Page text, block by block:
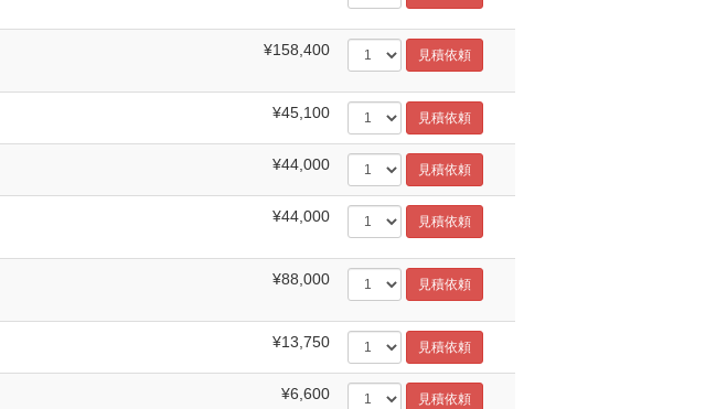
¥158,400
¥45,100
¥44,000
¥44,000
¥88,000
¥13,750
¥6,600